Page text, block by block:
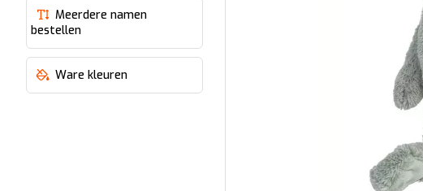
Meerdere namen
bestellen
Ware kleuren